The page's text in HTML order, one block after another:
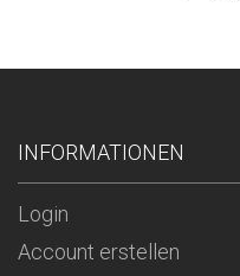
INFORMATIONEN
Login
Account erstellen